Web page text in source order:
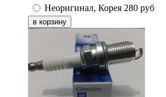
Неоригинал, Корея 280 руб